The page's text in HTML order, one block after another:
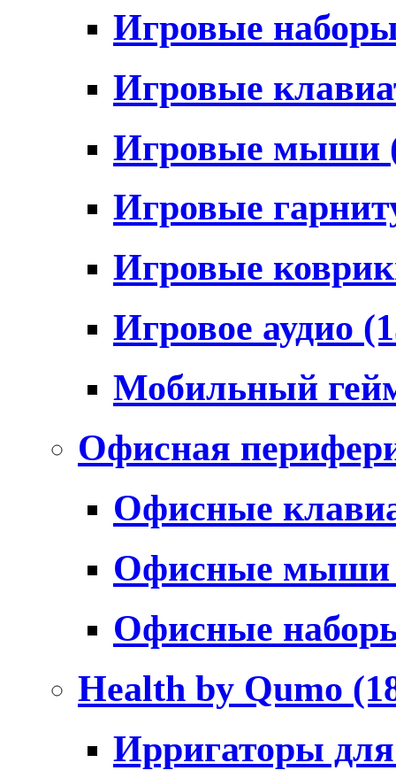
Игровые
Игровые
Игровые мыши
Игровые
Игровые
Игровое аудио
Мобильный
Офисная
Офисные
Офисные
Офисные
Health by Qumo
Ирригаторы